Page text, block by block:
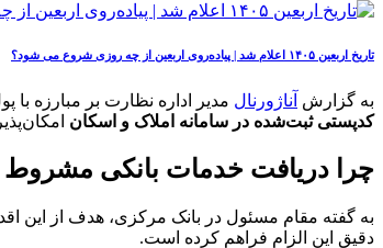
تاریخ اربعین ۱۴۰۵ اعلام شد | پیاده‌روی اربعین از چه روزی شروع می‌ شود؟
به گزارش آناژورنال مدیر اداره نظارت بر مبارزه
کدپستی ثبت‌شده در سامانه املاک و اسکان
چرا دریافت خدمات بانکی مشروط
به گفته مقام مسئول در بانک مرکزی، هدف از این
دقیق این الزام فراهم کرده است.